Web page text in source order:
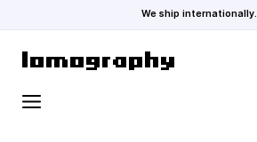
We ship internationally.